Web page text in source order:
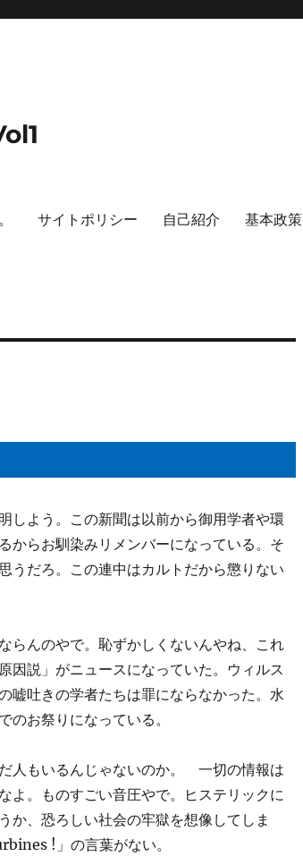
サイトポリシー 自己紹介 基本政策
しよう。この新聞は以前から御用学者や環
からお馴染みリメンバーになっている。そ
うだろ。この連中はカルトだから懲りない
らんのやで。恥ずかしくないんやね、これ
因説」がニュースになっていた。ウィルス
嘘吐きの学者たちは罪にならなかった。水
お祭りになっている。
人もいるんじゃないのか。 一切の情報は
よ。ものすごい音圧やで。ヒステリックに
か、恐ろしい社会の牢獄を想像してしま
!」の言葉がない。